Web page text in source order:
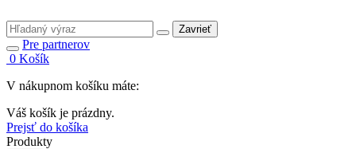
Zavrieť
Pre partnerov
0 Košík
V nákupnom košíku máte:
Váš košík je prázdny.
Prejsť do košíka
Produkty